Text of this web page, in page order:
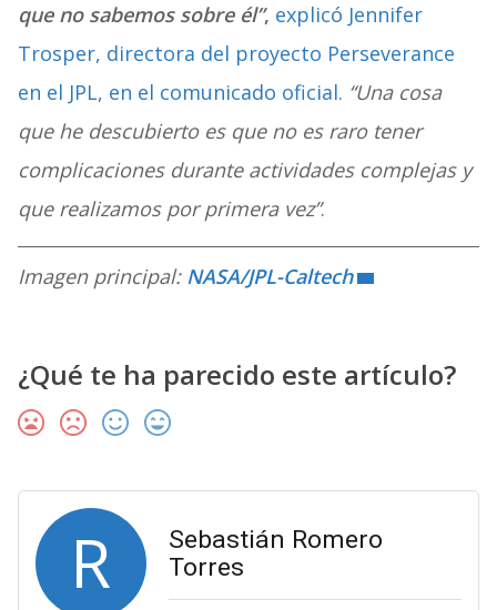
que no sabemos sobre él”, explicó Jennifer
Trosper, directora del proyecto Perseverance
en el JPL, en el comunicado oficial. “Una cosa
que he descubierto es que no es raro tener
complicaciones durante actividades complejas y
que realizamos por primera vez”.
Imagen principal: NASA/JPL-Caltech
¿Qué te ha parecido este artículo?
R
Sebastián Romero
Torres